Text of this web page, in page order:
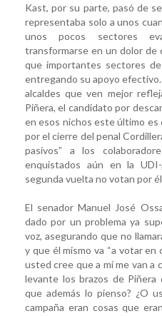
Kast, por su parte, pasó de
representaba solo a unos
unos pocos sectores
transformarse en un dolor de
que importantes sectores
entregando su apoyo
alcaldes que ven mejor
Piñera, el candidato por
en esos nichos este último
por el cierre del penal
pasivos” a los
enquistados aún en la
segunda vuelta no votan por
El senador Manuel José
dado por un problema ya
voz, asegurando que no
y que él mismo va “a votar en
usted cree que a mí me van a
levante los brazos de
que además lo pienso? ¿O
campaña eran cosas que